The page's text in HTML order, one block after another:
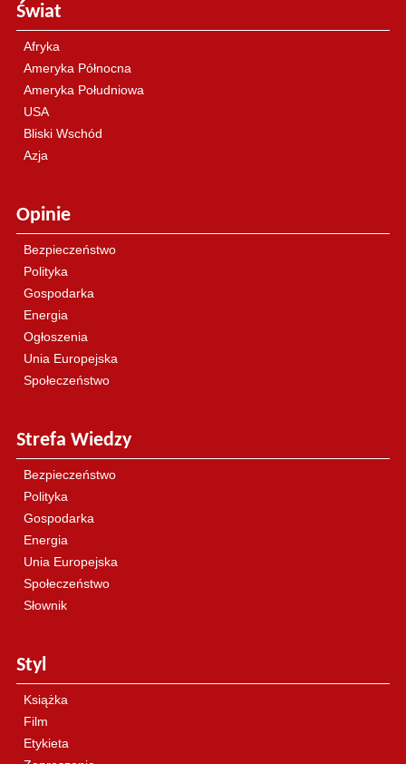
Świat
Afryka
Ameryka Północna
Ameryka Południowa
USA
Bliski Wschód
Azja
Opinie
Bezpieczeństwo
Polityka
Gospodarka
Energia
Ogłoszenia
Unia Europejska
Społeczeństwo
Strefa Wiedzy
Bezpieczeństwo
Polityka
Gospodarka
Energia
Unia Europejska
Społeczeństwo
Słownik
Styl
Książka
Film
Etykieta